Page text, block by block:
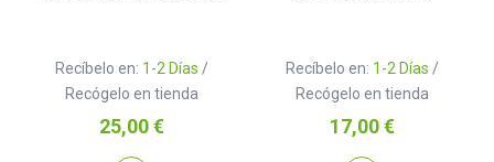
Recíbelo en: 1-2 Días /
Recógelo en tienda
Precio
25,00 €
Recíbelo en: 1-2 Días /
Recógelo en tienda
Precio
17,00 €